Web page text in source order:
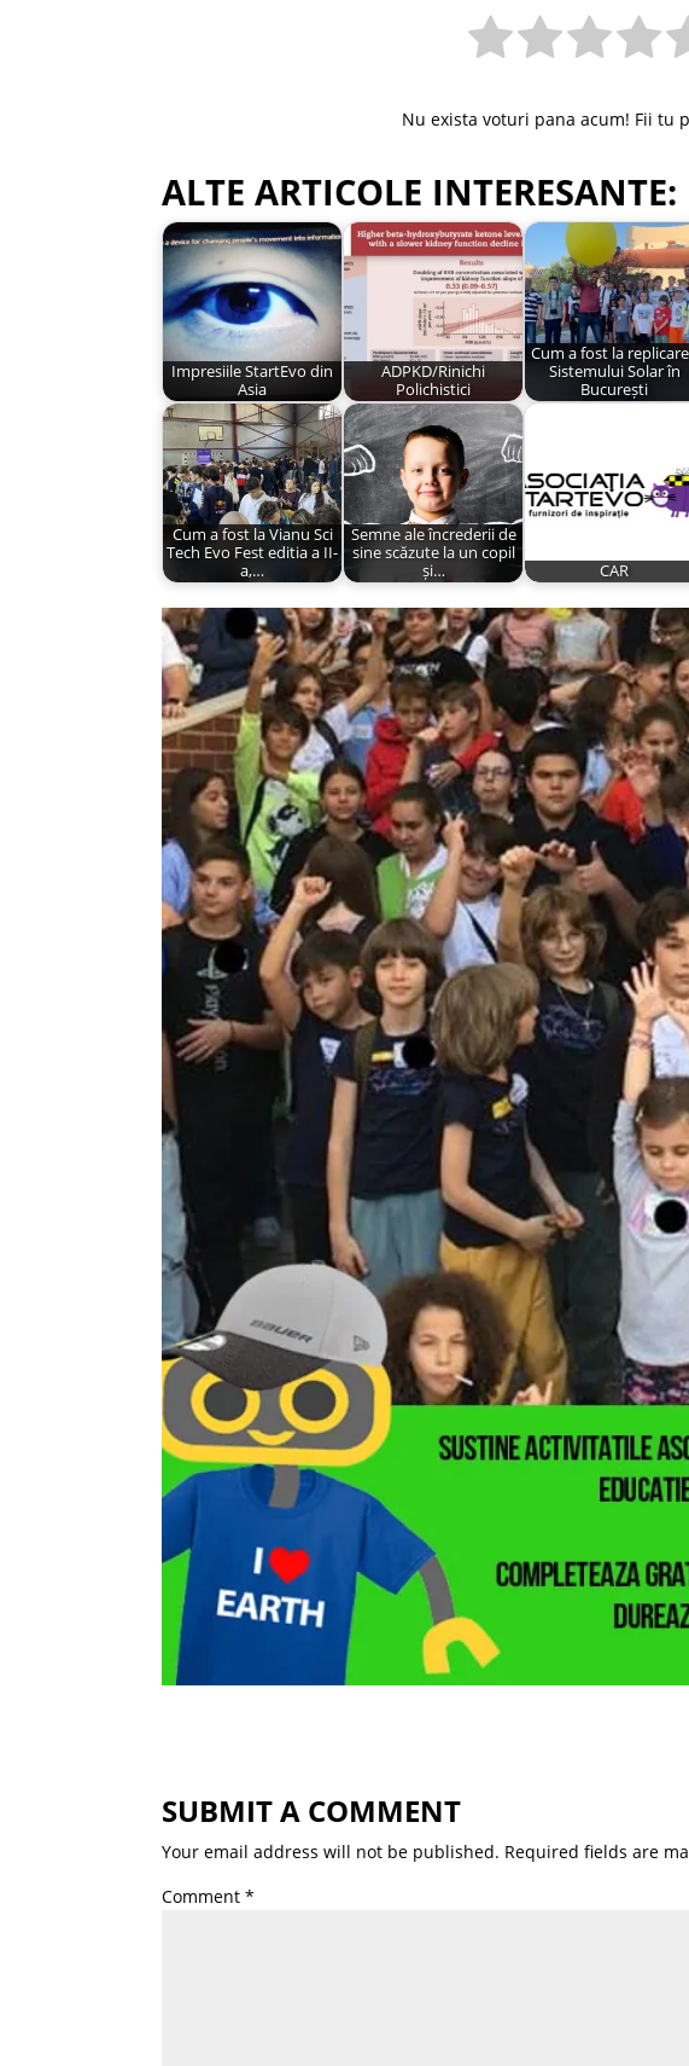
Nu exista voturi pana acum! Fii tu
ALTE ARTICOLE INTERESANTE:
Impresiile StartEvo din
Asia
ADPKD/Rinichi
Polichistici
Cum a fost la
Sistemului Solar în
București
Cum a fost la Vianu Sci
Tech Evo Fest editia a II-
a,…
Semne ale încrederii de
sine scăzute la un copil
și…
CAR
SUBMIT A COMMENT
Your email address will not be published. Required fields are
Comment*